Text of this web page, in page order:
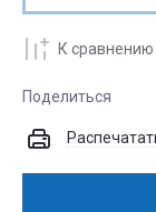
К сравнению
Поделиться